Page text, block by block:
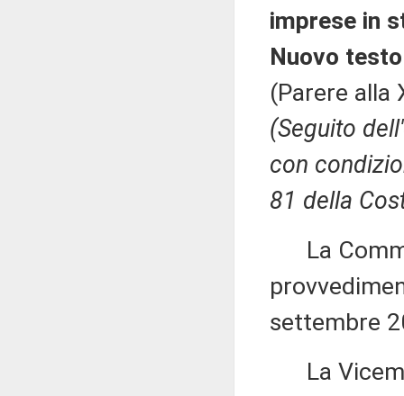
imprese in
Nuovo
(Parere alla
(Seguito
con
81 della
La
settembre
La